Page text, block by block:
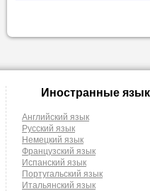
Иностранные
Английский язык
Русский язык
Немецкий язык
Французский язык
Испанский язык
Португальский язык
Итальянский язык